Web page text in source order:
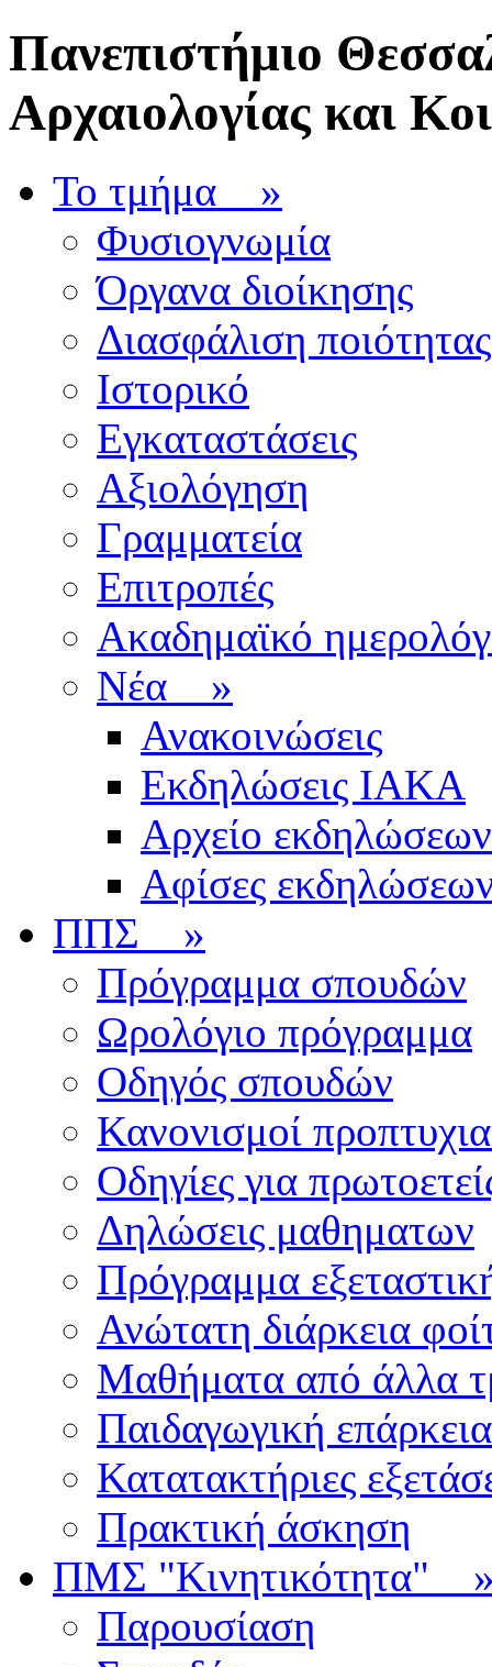
Πανεπιστήμιο
Αρχαιολογίας και
Το τμήμα »
Φυσιογνωμία
Όργανα διοίκησης
Διασφάλιση ποιότητας
Ιστορικό
Εγκαταστάσεις
Αξιολόγηση
Γραμματεία
Επιτροπές
Ακαδημαϊκό
Νέα »
Ανακοινώσεις
Εκδηλώσεις ΙΑΚΑ
Αρχείο εκδηλώσεων
Αφίσες
ΠΠΣ »
Πρόγραμμα σπουδών
Ωρολόγιο πρόγραμμα
Οδηγός σπουδών
Κανονισμοί
Οδηγίες για
Δηλώσεις μαθηματων
Πρόγραμμα
Ανώτατη διάρκεια
Μαθήματα από άλλα
Παιδαγωγική επάρκεια
Κατατακτήριες
Πρακτική άσκηση
ΠΜΣ "Κινητικότητα"
Παρουσίαση